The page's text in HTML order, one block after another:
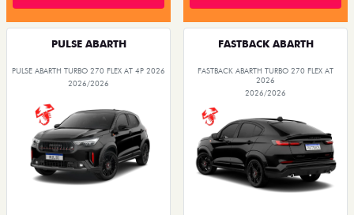
PULSE ABARTH
PULSE ABARTH TURBO 270 FLEX AT 4P 2026
2026/2026
FASTBACK ABARTH
FASTBACK ABARTH TURBO 270 FLEX AT
2026
2026/2026